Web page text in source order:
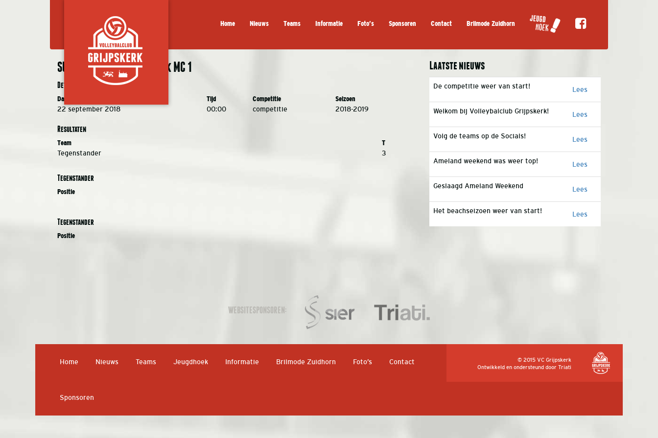
Home Nieuws Teams Informatie Foto’s Sponsoren Contact Brilmode Zuidhorn
SURF MC 1 – VC Grijpskerk MC 1
Details
Datum Tijd Competitie Seizoen
22 september 2018 00:00 competitie 2018-2019
Resultaten
Team T
Tegenstander 3
Tegenstander
Positie
Tegenstander
Positie
Laatste nieuws
De competitie weer van start! Lees
Welkom bij Volleybalclub Grijpskerk! Lees
Volg de teams op de Socials! Lees
Ameland weekend was weer top! Lees
Geslaagd Ameland Weekend Lees
Het beachseizoen weer van start! Lees
WEBSITESPONSOREN:
Home Nieuws Teams Jeugdhoek Informatie Brilmode Zuidhorn Foto’s Contact
Sponsoren
© 2015 VC Grijpskerk
Ontwikkeld en ondersteund door Triati